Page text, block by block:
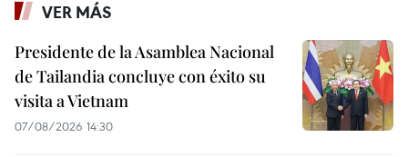
VER MÁS
Presidente de la Asamblea Nacional
de Tailandia concluye con éxito su
visita a Vietnam
07/08/2026 14:30